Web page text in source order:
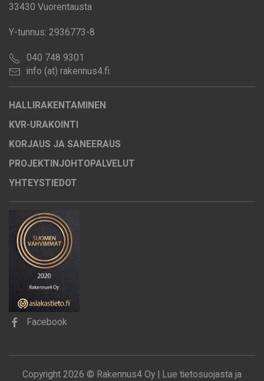
33430 Vuorentausta
Y-tunnus: 2936773-8
040 748 9301
info (at) rakennus4.fi
HALLIRAKENTAMINEN
KVR-URAKOINTI
KORJAUS JA SANEERAUS
PROJEKTINJOHTOPALVELUT
YHTEYSTIEDOT
Facebook
Copyright 2026 © Rakennus4 Oy | Lue tietosuojasta ja